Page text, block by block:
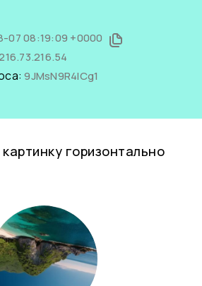
07 08:19:09 +0000
9JMsN9R4lCg1
горизонтально